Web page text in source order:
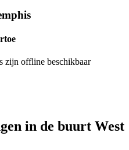
zijn offline beschikbaar
in de buurt West